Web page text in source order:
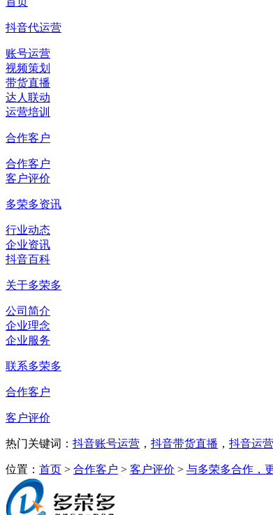
抖音代运营
账号运营
视频策划
带货直播
达人联动
运营培训
合作客户
合作客户
客户评价
多荣多资讯
行业动态
企业资讯
抖音百科
关于多荣多
公司简介
企业理念
企业服务
联系多荣多
合作客户
客户评价
热门关键词： 抖音账号运营 ， 抖音带货直播 ， 抖音运
位置： 首页 > 合作客户 > 客户评价 > 与多荣多合作，